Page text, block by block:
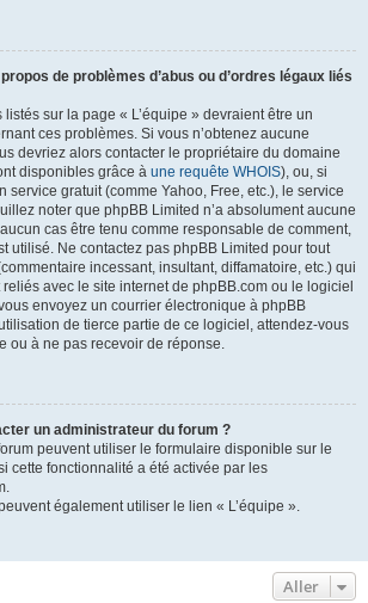
de problèmes d’abus ou d’ordres légaux liés
sur la page « L’équipe » devraient être un
ces problèmes. Si vous n’obtenez aucune
devriez alors contacter le propriétaire du domaine
disponibles grâce à une requête WHOIS), ou, si
service gratuit (comme Yahoo, Free, etc.), le service
noter que phpBB Limited n’a absolument aucune
cas être tenu comme responsable de comment,
utilisé. Ne contactez pas phpBB Limited pour tout
incessant, insultant, diffamatoire, etc.) qui
avec le site internet de phpBB.com ou le logiciel
envoyez un courrier électronique à phpBB
de tierce partie de ce logiciel, attendez-vous
ou à ne pas recevoir de réponse.
un administrateur du forum ?
peuvent utiliser le formulaire disponible sur le
cette fonctionnalité a été activée par les
également utiliser le lien « L’équipe ».
Aller